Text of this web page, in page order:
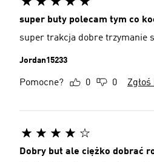
super buty polecam tym co
super trakcja dobre trzymanie
Jordan15233
Pomocne? 0 0
Dobry but ale ciężko dobrać